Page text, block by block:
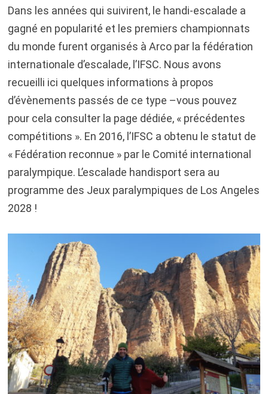
Dans les années qui suivirent, le handi-escalade a
gagné en popularité et les premiers championnats
du monde furent organisés à Arco par la fédération
internationale d’escalade, l’IFSC. Nous avons
recueilli ici quelques informations à propos
d’évènements passés de ce type –vous pouvez
pour cela consulter la page dédiée, « précédentes
compétitions ». En 2016, l’IFSC a obtenu le statut de
« Fédération reconnue » par le Comité international
paralympique. L’escalade handisport sera au
programme des Jeux paralympiques de Los Angeles
2028 !